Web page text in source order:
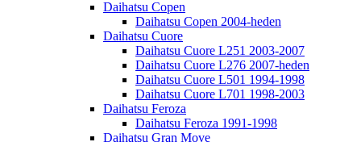
Daihatsu Copen
Daihatsu Copen 2004-heden
Daihatsu Cuore
Daihatsu Cuore L251 2003-2007
Daihatsu Cuore L276 2007-heden
Daihatsu Cuore L501 1994-1998
Daihatsu Cuore L701 1998-2003
Daihatsu Feroza
Daihatsu Feroza 1991-1998
Daihatsu Gran Move